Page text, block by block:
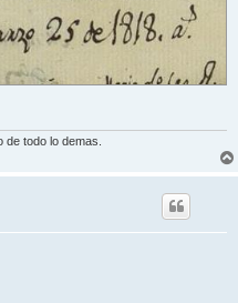
todo lo demas.